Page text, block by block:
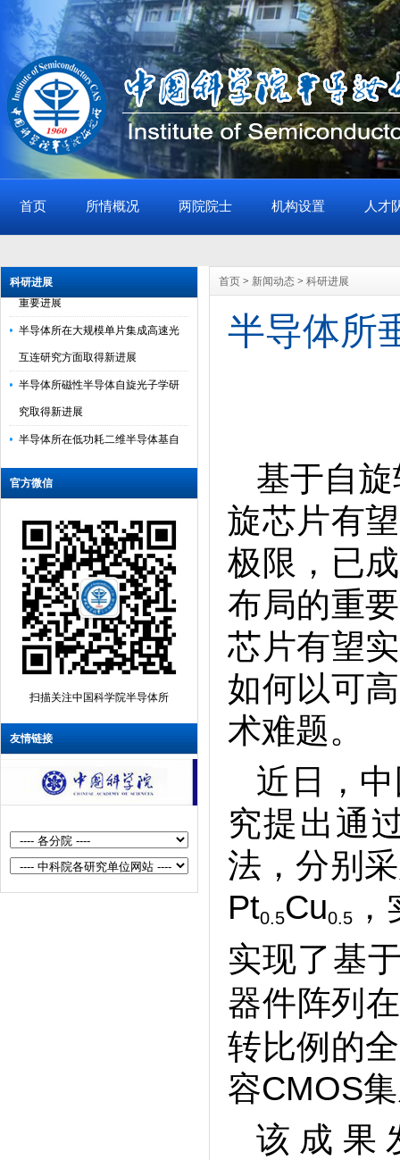
首页 所情概况 两院院士 机构设置 人才
科研进展
和硅基集成研究取得新进展
维材料层间呼吸振动探测方面取得
半导体所在大规模单片集成高速光
半导体所磁性半导体自旋光子学研
半导体所在低功耗二维半导体基自
半导体所研制出晶圆级集成的多模
半导体所等研制出具有实用前景的
可编程光电伊辛机
半导体所在高精度光计算领域取得
新进展
半导体所、新疆理化所采用386nm近
紫外GaN基激光器直接倍频实现
193nm深紫外激光
瓶颈方面取得新进展
半导体所垂直自旋器件的全电写入
半导体所等在等离激元纳腔助力二
维材料层间呼吸振动探测方面取得
官方微信
扫描关注中国科学院半导体所
友情链接
首页 > 新闻动态 > 科研进展
半导体所
基于自
旋芯片有
极限，已
布局的重
芯片有望
如何以可
术难题。
近日，
究提出通
法，分别
Pt0.5Cu0.5
实现了基
器件阵列
转比例的
容CMOS
该成果